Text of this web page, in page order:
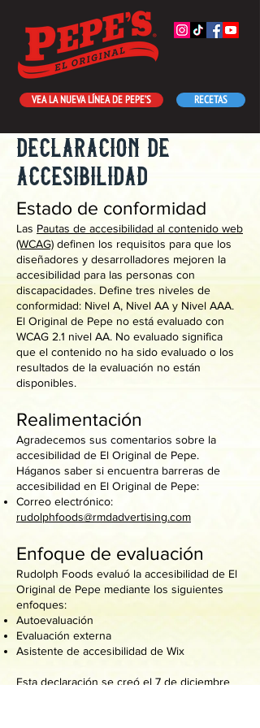
VEA LA NUEVA LÍNEA DE PEPE’S RECETAS
declaración de
accesibilidad
Estado de conformidad
Las Pautas de accesibilidad al contenido web
(WCAG) definen los requisitos para que los
diseñadores y desarrolladores mejoren la
accesibilidad para las personas con
discapacidades. Define tres niveles de
conformidad: Nivel A, Nivel AA y Nivel AAA.
El Original de Pepe no está evaluado con
WCAG 2.1 nivel AA. No evaluado significa
que el contenido no ha sido evaluado o los
resultados de la evaluación no están
disponibles.
Realimentación
Agradecemos sus comentarios sobre la
accesibilidad de El Original de Pepe.
Háganos saber si encuentra barreras de
accesibilidad en El Original de Pepe:
Correo electrónico:
rudolphfoods@rmdadvertising.com
Enfoque de evaluación
Rudolph Foods evaluó la accesibilidad de El
Original de Pepe mediante los siguientes
enfoques:
Autoevaluación
Evaluación externa
Asistente de accesibilidad de Wix
Esta declaración se creó el 7 de diciembre